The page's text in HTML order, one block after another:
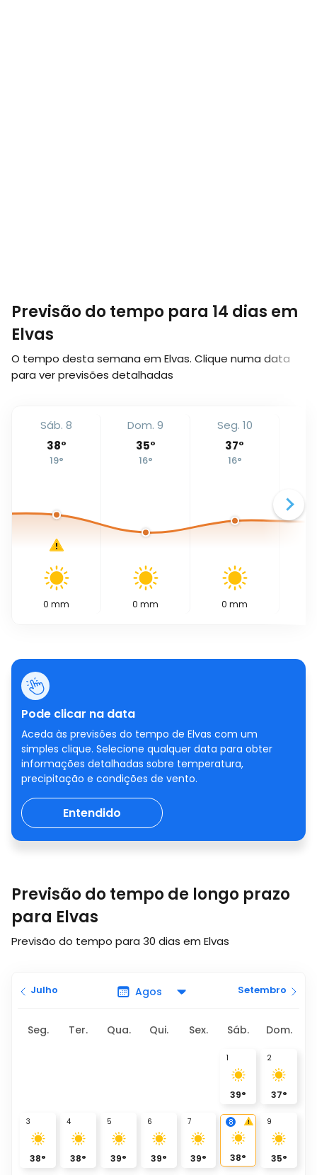
Previsão do tempo para 14 dias em
Elvas
O tempo desta semana em Elvas. Clique numa data
para ver previsões detalhadas
Sáb. 8
38°
19°
0 mm
Dom. 9
35°
16°
0 mm
Seg. 10
37°
16°
0 mm
Pode clicar na data
Aceda às previsões do tempo de Elvas com um
simples clique. Selecione qualquer data para obter
informações detalhadas sobre temperatura,
precipitação e condições de vento.
Entendido
Previsão do tempo de longo prazo
para Elvas
Previsão do tempo para 30 dias em Elvas
Julho Setembro
Seg. Ter. Qua. Qui. Sex. Sáb. Dom.
1
39°
2
37°
3
38°
4
38°
5
39°
6
39°
7
39°
8
38°
9
35°